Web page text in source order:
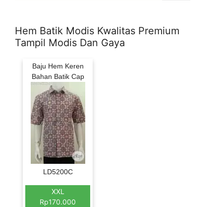
Hem Batik Modis Kwalitas Premium
Tampil Modis Dan Gaya
Baju Hem Keren
Bahan Batik Cap
LD5200C
XXL
Rp170.000